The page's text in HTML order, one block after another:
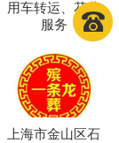
用车转运、花葬
服务
上海市金山区石